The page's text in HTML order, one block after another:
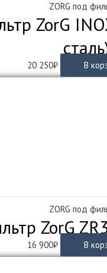
ZORG под
ZorG
20 250₽ В
ZORG под
ZorG
16 900₽ В